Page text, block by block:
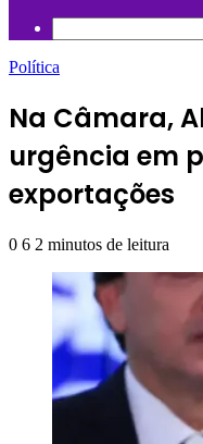
Política
Na Câmara,
urgência em
exportações
0 6 2 minutos de leitura